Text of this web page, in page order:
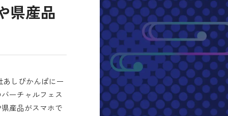
県産品
しびかんぱにー
ーチャルフェス
産品がスマホで